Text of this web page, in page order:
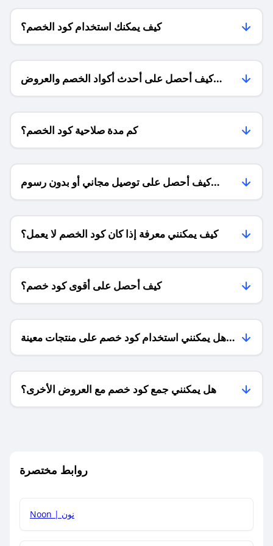
كيف يمكنك استخدام كود الخصم؟
كيف أحصل على أحدث أكواد الخصم والعروض
للمتاجر؟
كم مدة صلاحية كود الخصم؟
كيف أحصل على توصيل مجاني أو بدون رسوم
الشحن ؟
كيف يمكنني معرفة إذا كان كود الخصم لا يعمل؟
كيف أحصل على أقوى كود خصم؟
هل يمكنني استخدام كود خصم على منتجات معينة
فقط؟
هل يمكنني جمع كود خصم مع العروض الأخرى؟
روابط مختصرة
Noon | نون